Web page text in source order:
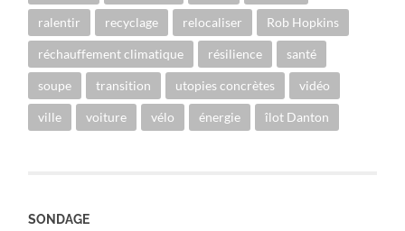
ralentir recyclage relocaliser Rob Hopkins
réchauffement climatique résilience santé
soupe transition utopies concrètes vidéo
ville voiture vélo énergie îlot Danton
SONDAGE